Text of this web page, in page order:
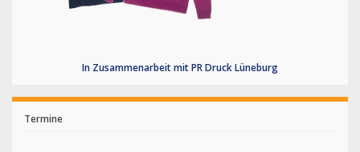
In Zusammenarbeit mit PR Druck Lüneburg
Termine